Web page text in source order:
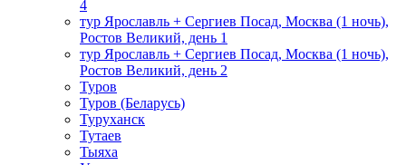
4
тур Ярославль + Сергиев Посад, Москва (1 ночь),
Ростов Великий, день 1
тур Ярославль + Сергиев Посад, Москва (1 ночь),
Ростов Великий, день 2
Туров
Туров (Беларусь)
Туруханск
Тутаев
Тыяха